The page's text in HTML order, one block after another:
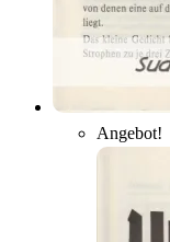
Angebot!